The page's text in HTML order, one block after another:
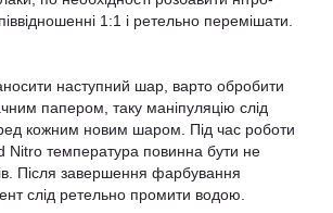
1:1 і ретельно перемішати.
наступний шар, варто обробити
папером, таку маніпуляцію слід
кожним новим шаром. Під час роботи
Nitro температура повинна бути не
Після завершення фарбування
слід ретельно промити водою.